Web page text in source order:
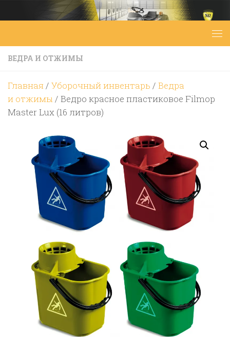
Перейти к содержимому
ВЕДРА И ОТЖИМЫ
Главная/ Уборочный инвентарь / Ведра
и отжимы/ Ведро красное пластиковое Filmop
Master Lux (16 литров)